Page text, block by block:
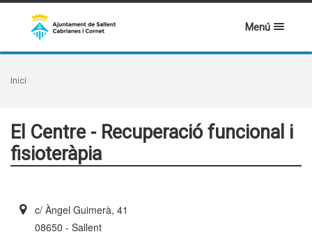
Menú
Inici
El Centre - Recuperació funcional i
fisioteràpia
c/ Àngel Guimerà, 41
08650 - Sallent